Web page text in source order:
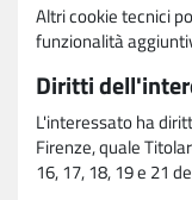
Altri cookie tecnici
funzionalità
Diritti
L'interessato ha
Firenze, quale
16, 17, 18, 19 e 21